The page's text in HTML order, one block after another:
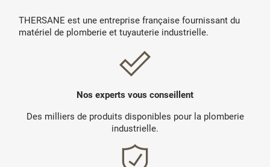
THERSANE est une entreprise française fournissant du
matériel de plomberie et tuyauterie industrielle.
Nos experts vous conseillent
Des milliers de produits disponibles pour la plomberie
industrielle.